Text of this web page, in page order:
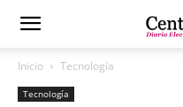
Inicio Tecnología
Tecnología